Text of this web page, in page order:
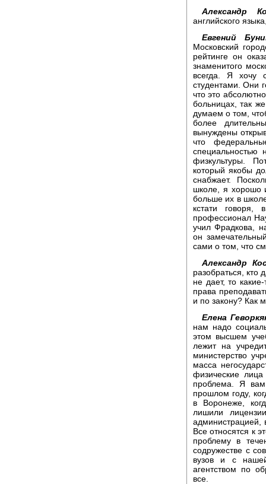
Александр
английского
Евгений
Московский
рейтинге он
знаменитого
всегда. Я хочу
студентами. Они
что это
больницах, так
думаем о том,
более
вынуждены
что
специальностью
физкультуры.
который якобы
снабжает.
школе, я хорошо
больше их в
кстати говоря,
профессионал
учил Фрадкова,
он
сами о том, что
Александр
разобраться, кто
не дает, то
права
и по закону? Как
Елена
нам надо
этом высшем
лежит на
министерство
масса
физические
проблема. Я
прошлом году,
в Воронеже,
лишили
администрацией,
Все относятся к
проблему в
содружестве с
вузов и с
агентством по
все.